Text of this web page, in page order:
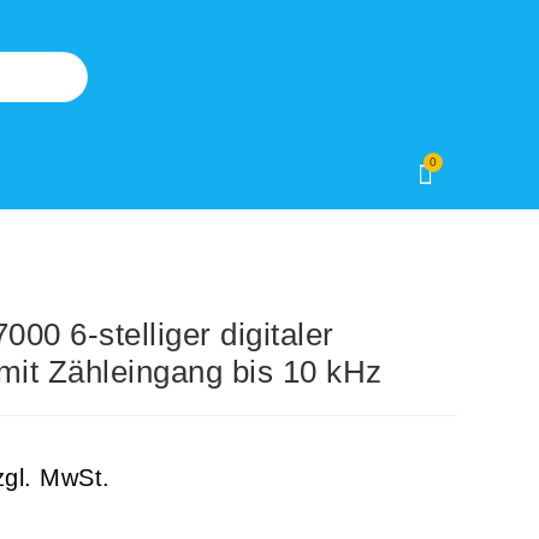
0
6-stelliger digitaler
Zähleingang bis 10 kHz
MwSt.